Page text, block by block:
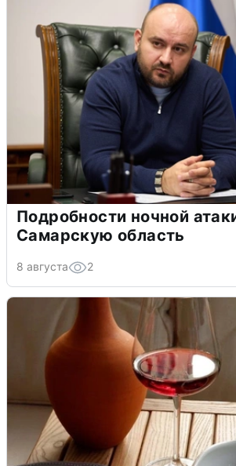
Подробности ночной
Самарскую область
8 августа 2